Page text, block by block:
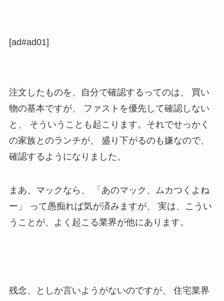
[ad#ad01]
注文したものを、自分で確認するってのは、 買い
物の基本ですが、 ファストを優先して確認しない
と、 そういうことも起こります。それでせっかく
の家族とのランチが、 盛り下がるのも嫌なので、
確認するようになりました。
まあ、マックなら、 「あのマック、ムカつくよね
ー」 って愚痴れば気が済みますが、 実は、こうい
うことが、よく起こる業界が他にあります。
残念、としか言いようがないのですが、 住宅業界